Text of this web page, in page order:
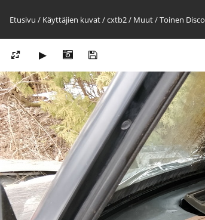
Etusivu / Käyttäjien kuvat/cxtb2/ Muut/Toinen Disco